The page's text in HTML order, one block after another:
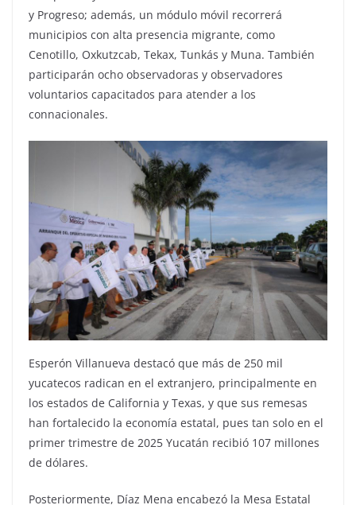
y Progreso; además, un módulo móvil recorrerá
municipios con alta presencia migrante, como
Cenotillo, Oxkutzcab, Tekax, Tunkás y Muna. También
participarán ocho observadoras y observadores
voluntarios capacitados para atender a los
connacionales.
Esperón Villanueva destacó que más de 250 mil
yucatecos radican en el extranjero, principalmente en
los estados de California y Texas, y que sus remesas
han fortalecido la economía estatal, pues tan solo en el
primer trimestre de 2025 Yucatán recibió 107 millones
de dólares.
Posteriormente, Díaz Mena encabezó la Mesa Estatal